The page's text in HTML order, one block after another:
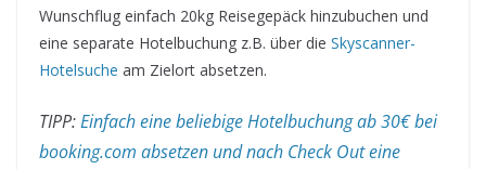
Wunschflug einfach 20kg Reisegepäck hinzubuchen und
eine separate Hotelbuchung z.B. über die Skyscanner-
Hotelsuche am Zielort absetzen.
TIPP:Einfach eine beliebige Hotelbuchung ab 30€ bei
booking.com absetzen und nach Check Out eine